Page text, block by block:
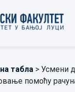
табла > Усмени
помоћу